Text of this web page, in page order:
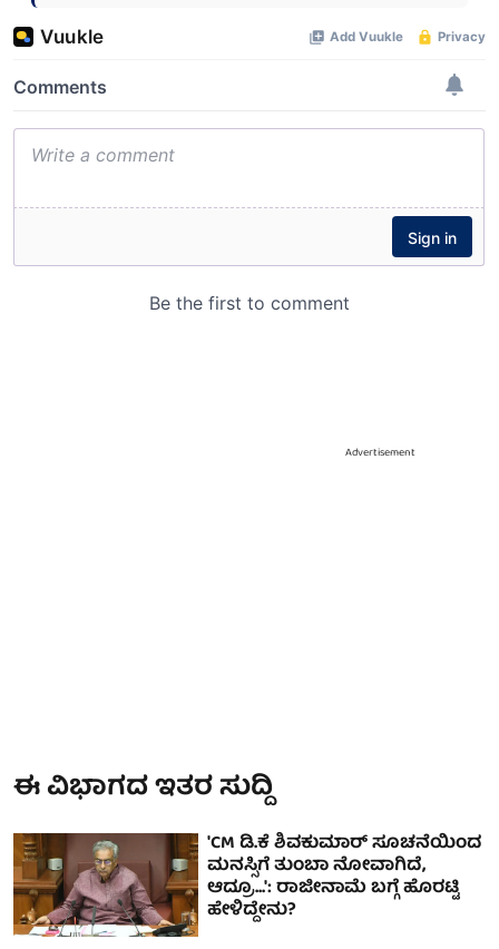
Advertisement
ಈ ವಿಭಾಗದ ಇತರ ಸುದ್ದಿ
'CM ಡಿ.ಕೆ ಶಿವಕುಮಾರ್ ಸೂಚನೆಯಿಂದ
ಮನಸ್ಸಿಗೆ ತುಂಬಾ ನೋವಾಗಿದೆ,
ಆದ್ರೂ...': ರಾಜೀನಾಮೆ ಬಗ್ಗೆ ಹೊರಟ್ಟಿ
ಹೇಳಿದ್ದೇನು?